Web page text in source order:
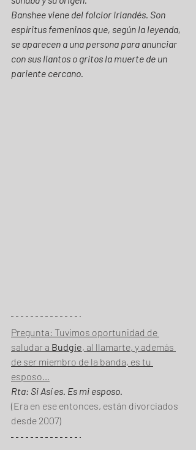
Banshee viene del folclor Irlandés. Son
espíritus femeninos que, según la leyenda,
se aparecen a una persona para anunciar
con sus llantos o gritos la muerte de un
pariente cercano.
Pregunta: Tuvimos oportunidad de
saludar a Budgie, al llamarte, y además
de ser miembro de la banda, es tu
esposo…
Rta: Si Así es. Es mi esposo.
(Era en ese entonces, están divorciados
desde 2007)